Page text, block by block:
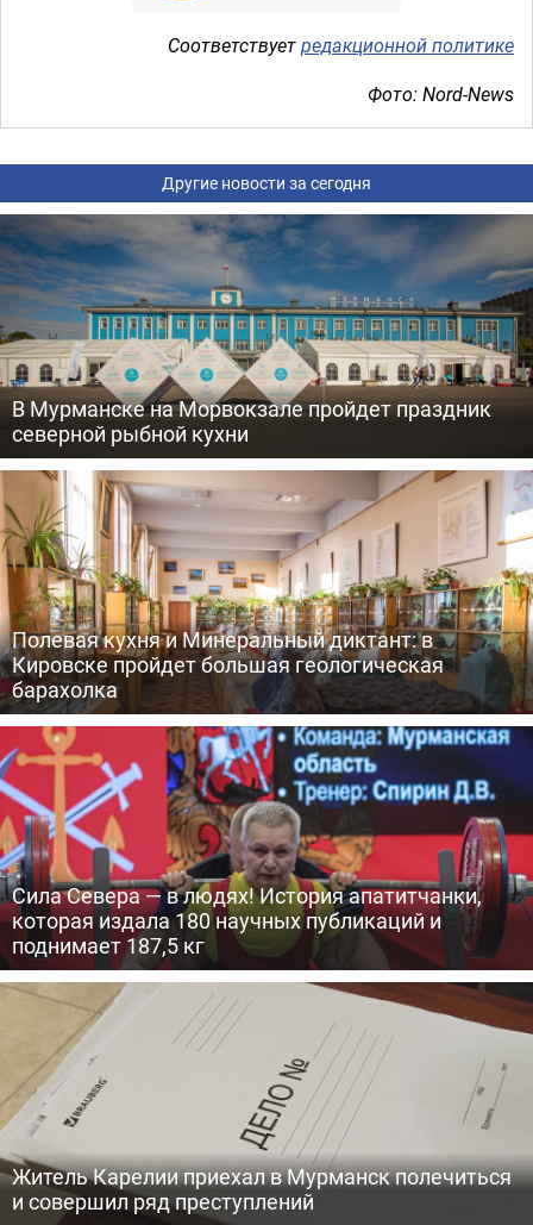
Соответствуетредакционной политике
Фото: Nord-News
Другие новости за сегодня
В Мурманске на Морвокзале пройдет праздник
северной рыбной кухни
Полевая кухня и Минеральный диктант: в
Кировске пройдет большая геологическая
барахолка
Сила Севера — в людях! История апатитчанки,
которая издала 180 научных публикаций и
поднимает 187,5 кг
Житель Карелии приехал в Мурманск полечиться
и совершил ряд преступлений